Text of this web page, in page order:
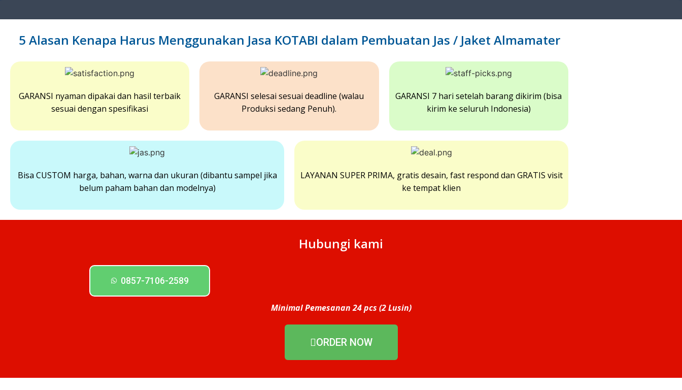
5 Alasan Kenapa Harus Menggunakan Jasa KOTABI dalam Pembuatan Jas / Jaket Almamater
GARANSI nyaman dipakai dan hasil terbaik
sesuai dengan spesifikasi
GARANSI selesai sesuai deadline (walau
Produksi sedang Penuh).
GARANSI 7 hari setelah barang dikirim (bisa
kirim ke seluruh Indonesia)
Bisa CUSTOM harga, bahan, warna dan ukuran (dibantu sampel jika
belum paham bahan dan modelnya)
LAYANAN SUPER PRIMA, gratis desain, fast respond dan GRATIS visit
ke tempat klien
Hubungi kami
0857-7106-2589
Minimal Pemesanan 24 pcs (2 Lusin)
ORDER NOW